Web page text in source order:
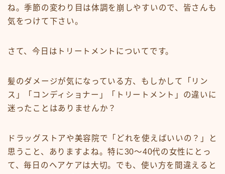
ボリューム
抜け毛 薄毛
メニューから探す
縮毛矯正・髪質改善
パーマ
トリートメント
ね。季節の変わり目は体調を崩しやすいので、皆さんも
気をつけて下さい。
さて、今日はトリートメントについてです。
髪のダメージが気になっている方、もしかして「リン
ス」「コンディショナー」「トリートメント」の違いに
迷ったことはありませんか？
ドラッグストアや美容院で「どれを使えばいいの？」と
思うこと、ありますよね。特に30〜40代の女性にとっ
て、毎日のヘアケアは大切。でも、使い方を間違えると